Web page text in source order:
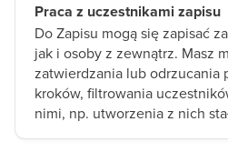
Praca z uczestnikami zapisu
Do Zapisu mogą się zapisać
jak i osoby z zewnątrz. Masz
zatwierdzania lub odrzucania
kroków, filtrowania
nimi, np. utworzenia z nich